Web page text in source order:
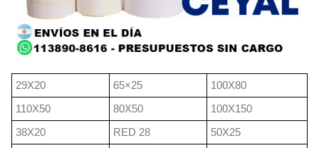
29X20 65×25
100X80
110X50
80X50
100X150
38X20
RED 28
50X25